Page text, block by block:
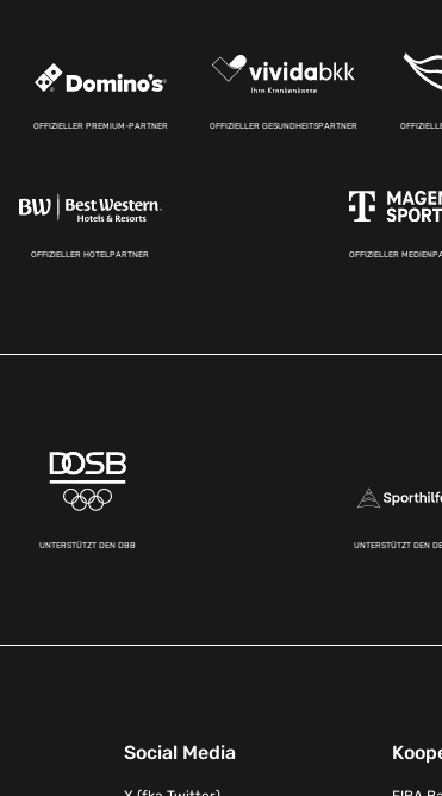
OFFIZIELLER PREMIUM-PARTNER OFFIZIELLER GESUNDHEITSPARTNER
OFFIZIELLER HOTELPARTNER OFFIZIELLER
UNTERSTÜTZT DEN DBB UNTERSTÜTZT DEN
Social Media